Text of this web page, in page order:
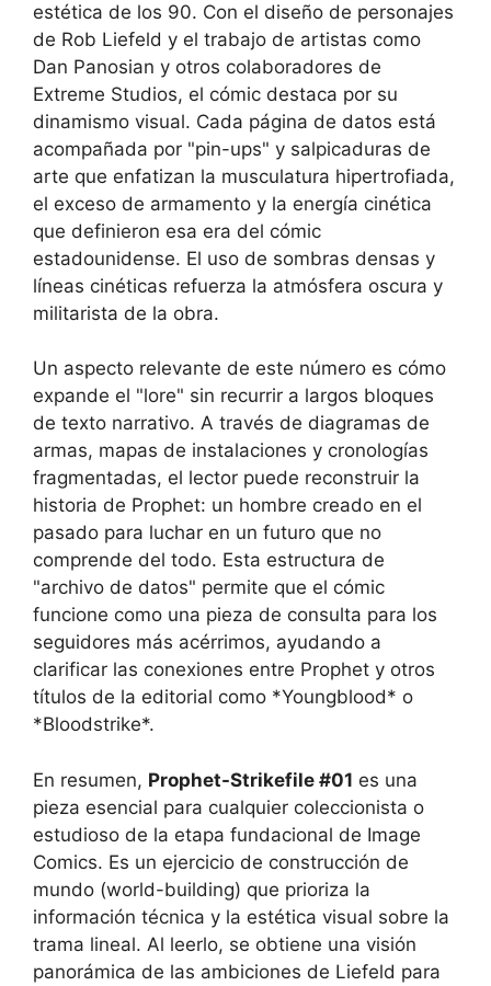
estética de los 90. Con el diseño de personajes
de Rob Liefeld y el trabajo de artistas como
Dan Panosian y otros colaboradores de
Extreme Studios, el cómic destaca por su
dinamismo visual. Cada página de datos está
acompañada por "pin-ups" y salpicaduras de
arte que enfatizan la musculatura hipertrofiada,
el exceso de armamento y la energía cinética
que definieron esa era del cómic
estadounidense. El uso de sombras densas y
líneas cinéticas refuerza la atmósfera oscura y
militarista de la obra.
Un aspecto relevante de este número es cómo
expande el "lore" sin recurrir a largos bloques
de texto narrativo. A través de diagramas de
armas, mapas de instalaciones y cronologías
fragmentadas, el lector puede reconstruir la
historia de Prophet: un hombre creado en el
pasado para luchar en un futuro que no
comprende del todo. Esta estructura de
"archivo de datos" permite que el cómic
funcione como una pieza de consulta para los
seguidores más acérrimos, ayudando a
clarificar las conexiones entre Prophet y otros
títulos de la editorial como *Youngblood* o
*Bloodstrike*.
En resumen, Prophet-Strikefile #01 es una
pieza esencial para cualquier coleccionista o
estudioso de la etapa fundacional de Image
Comics. Es un ejercicio de construcción de
mundo (world-building) que prioriza la
información técnica y la estética visual sobre la
trama lineal. Al leerlo, se obtiene una visión
panorámica de las ambiciones de Liefeld para